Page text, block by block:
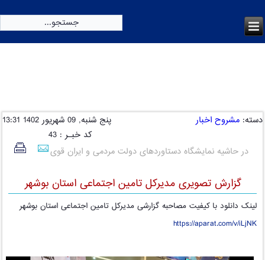
دسته:مشروح اخبار
پنج شنبه, 09 شهریور 1402 13:31
کد خبـر : 43
در حاشیه نمایشگاه دستاوردهای دولت مردمی و ایران قوی
گزارش تصویری مدیرکل تامین اجتماعی استان بوشهر
لینک دانلود با کیفیت مصاحبه گزارشی مدیرکل تامین اجتماعی استان بوشهر
https://aparat.com/v/iLjNK